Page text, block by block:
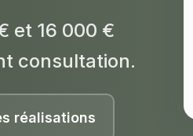
et 16 000 €
consultation.
réalisations